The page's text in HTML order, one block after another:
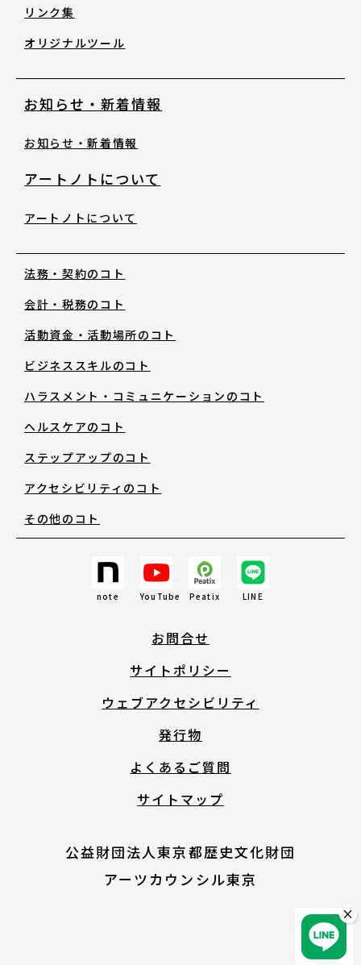
活動場所情報
オリジナルツール
アートノトについて
MESSAGE
アートノトについて
リンク集
オリジナルツール
お知らせ・新着情報
お知らせ・新着情報
アートノトについて
アートノトについて
法務・契約のコト
会計・税務のコト
活動資金・活動場所のコト
ビジネススキルのコト
ハラスメント・コミュニケーションのコト
ヘルスケアのコト
ステップアップのコト
アクセシビリティのコト
その他のコト
note YouTube Peatix LINE
お問合せ
サイトポリシー
ウェブアクセシビリティ
発行物
よくあるご質問
サイトマップ
公益財団法人東京都歴史文化財団
アーツカウンシル東京
×